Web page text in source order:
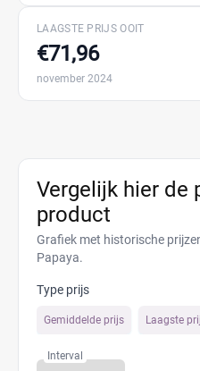
LAAGSTE PRIJS OOIT
€71,96
november 2024
Vergelijk hier de
product
Grafiek met historische
Papaya.
Type prijs
Gemiddelde prijs Laagste
Interval